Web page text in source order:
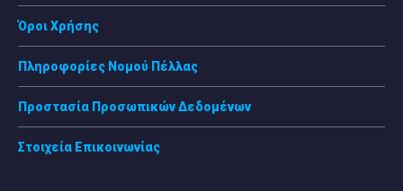
Όροι Χρήσης
Πληροφορίες Νομού Πέλλας
Προστασία Προσωπικών Δεδομένων
Στοιχεία Επικοινωνίας